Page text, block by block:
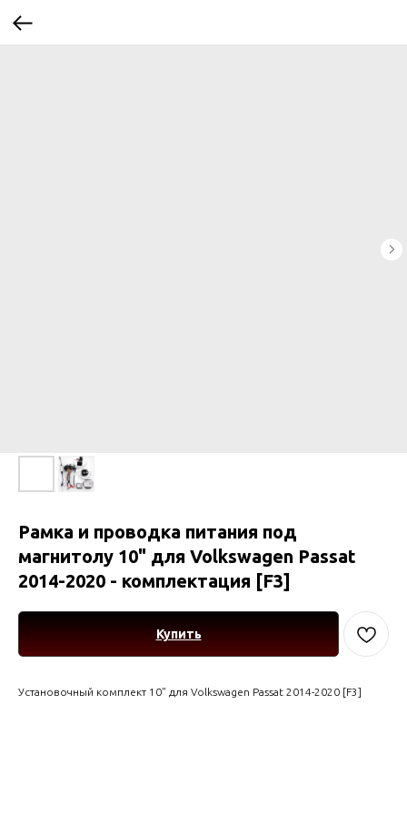
Рамка и проводка питания под
магнитолу 10" для Volkswagen Passat
2014-2020 - комплектация [F3]
Купить
Установочный комплект 10" для Volkswagen Passat 2014-2020 [F3]